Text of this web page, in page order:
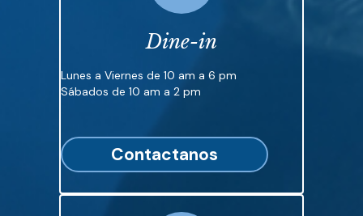
Dine-in
Lunes a Viernes de 10 am a 6 pm
Sábados de 10 am a 2 pm
Contactanos